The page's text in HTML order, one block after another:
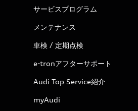
サービスプログラム
メンテナンス
車検 / 定期点検
e-tronアフターサポート
Audi Top Service紹介
myAudi